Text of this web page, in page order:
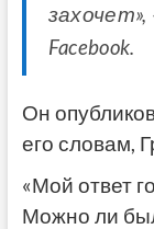
Facebook.
Он
его словам,
«Мой ответ
Можно ли